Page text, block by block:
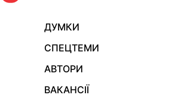
ДУМКИ
СПЕЦТЕМИ
АВТОРИ
ВАКАНСІЇ